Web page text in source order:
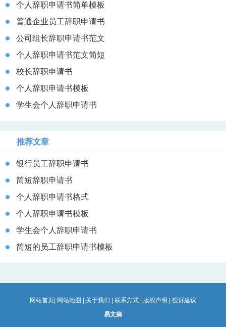
个人辞职申请书简单模板
普通企业员工辞职申请书
公司组长辞职申请书范文
个人辞职申请书范文简短
校长辞职申请书
个人辞职申请书模板
学生会个人辞职申请书
推荐文章
银行员工辞职申请书
简短辞职申请书
个人辞职申请书格式
个人辞职申请书模板
学生会个人辞职申请书
简短的员工辞职申请书模板
网站首页 网站地图 关于我们 联系方式 版权声明
投诉建议
易文摘